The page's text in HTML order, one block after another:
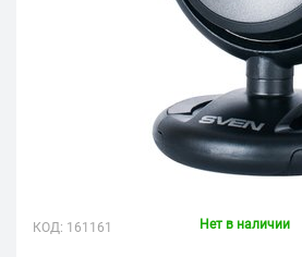
КОД: 161161 Нет в наличии